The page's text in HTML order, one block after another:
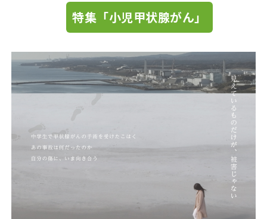
特集「小児甲状腺がん」